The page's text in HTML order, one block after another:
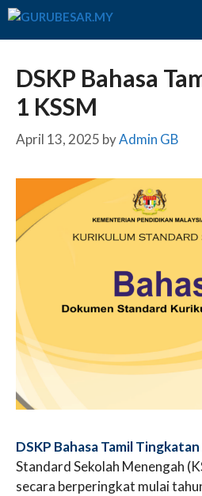
Skip
DSKP Bahasa
1 KSSM
April 13, 2025 byAdmin GB
DSKP Bahasa Tamil Tingkatan
Standard Sekolah Menengah
secara berperingkat mulai